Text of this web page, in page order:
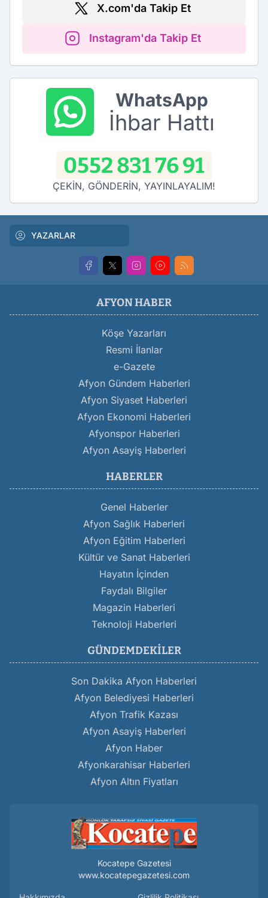
X.com'da Takip Et
Instagram'da Takip Et
WhatsApp
İhbar Hattı
0552 831 76 91
ÇEKİN, GÖNDERİN, YAYINLAYALIM!
YAZARLAR
AFYON HABER
Köşe Yazarları
Resmi İlanlar
e-Gazete
Afyon Gündem Haberleri
Afyon Siyaset Haberleri
Afyon Ekonomi Haberleri
Afyonspor Haberleri
Afyon Asayiş Haberleri
HABERLER
Genel Haberler
Afyon Sağlık Haberleri
Afyon Eğitim Haberleri
Kültür ve Sanat Haberleri
Hayatın İçinden
Faydalı Bilgiler
Magazin Haberleri
Teknoloji Haberleri
GÜNDEMDEKILER
Son Dakika Afyon Haberleri
Afyon Belediyesi Haberleri
Afyon Trafik Kazası
Afyon Asayiş Haberleri
Afyon Haber
Afyonkarahisar Haberleri
Afyon Altın Fiyatları
Kocatepe Gazetesi
www.kocatepegazetesi.com